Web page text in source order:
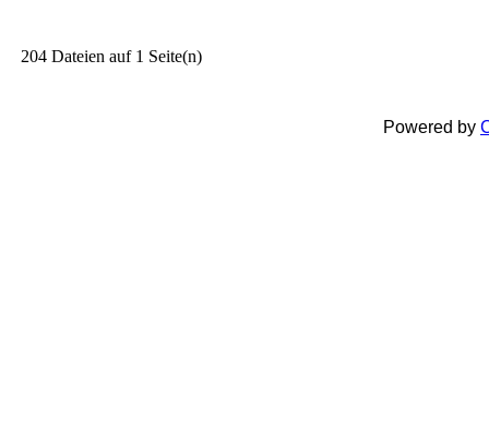
204 Dateien auf 1 Seite(n)
Powered by